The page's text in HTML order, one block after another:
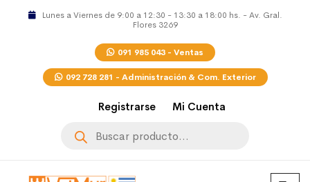
Lunes a Viernes de 9:00 a 12:30 - 13:30 a 18:00 hs. - Av. Gral.
Flores 3269
091 985 043 - Ventas
092 728 281 - Administración & Com. Exterior
Registrarse Mi Cuenta